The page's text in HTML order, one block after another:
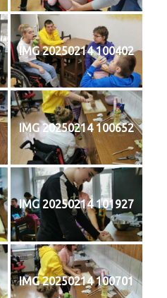
IMG 20250214 100402
IMG 20250214 100652
IMG 20250214 101927
IMG 20250214 100701